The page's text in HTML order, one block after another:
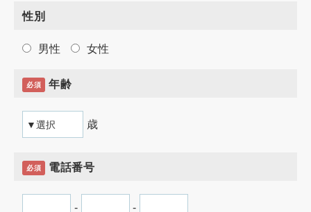
性別
男性 女性
必須 年齢
歳
必須 電話番号
- -